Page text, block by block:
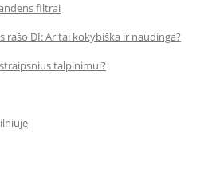
filtrai
rašo DI: Ar tai kokybiška ir naudinga?
talpinimui?